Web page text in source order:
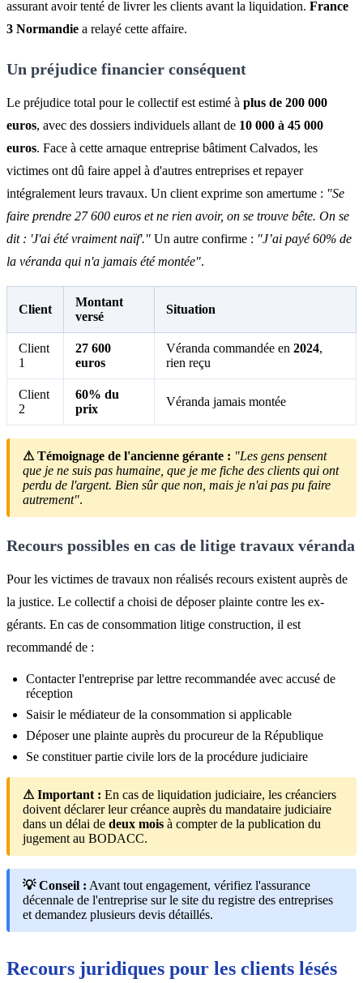
assurant avoir tenté de livrer les clients avant la liquidation. France
3 Normandie a relayé cette affaire.
Un préjudice financier conséquent
Le préjudice total pour le collectif est estimé à plus de 200 000
euros, avec des dossiers individuels allant de 10 000 à 45 000
euros. Face à cette arnaque entreprise bâtiment Calvados, les
victimes ont dû faire appel à d'autres entreprises et repayer
intégralement leurs travaux. Un client exprime son amertume : "Se
faire prendre 27 600 euros et ne rien avoir, on se trouve bête. On se
dit : 'J'ai été vraiment naïf'." Un autre confirme : "J’ai payé 60% de
la véranda qui n'a jamais été montée".
Client
Montant
versé
Situation
Client
1
27 600
euros
Véranda commandée en 2024,
rien reçu
Client
2
60% du
prix
Véranda jamais montée
⚠ Témoignage de l'ancienne gérante : "Les gens pensent
que je ne suis pas humaine, que je me fiche des clients qui ont
perdu de l'argent. Bien sûr que non, mais je n'ai pas pu faire
autrement".
Recours possibles en cas de litige travaux véranda
Pour les victimes de travaux non réalisés recours existent auprès de
la justice. Le collectif a choisi de déposer plainte contre les ex-
gérants. En cas de consommation litige construction, il est
recommandé de :
Contacter l'entreprise par lettre recommandée avec accusé de
réception
Saisir le médiateur de la consommation si applicable
Déposer une plainte auprès du procureur de la République
Se constituer partie civile lors de la procédure judiciaire
⚠ Important : En cas de liquidation judiciaire, les créanciers
doivent déclarer leur créance auprès du mandataire judiciaire
dans un délai de deux mois à compter de la publication du
jugement au BODACC.
💡 Conseil : Avant tout engagement, vérifiez l'assurance
décennale de l'entreprise sur le site du registre des entreprises
et demandez plusieurs devis détaillés.
Recours juridiques pour les clients lésés